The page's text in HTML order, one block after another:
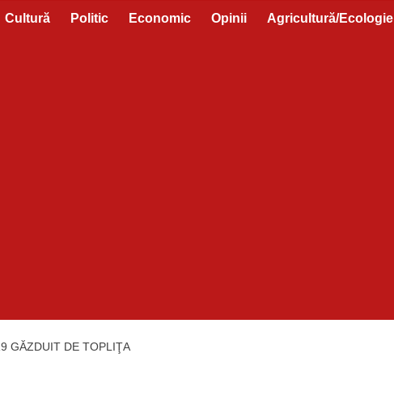
Cultură Politic Economic Opinii Agricultură/Ecologie
GĂZDUIT DE TOPLIŢA